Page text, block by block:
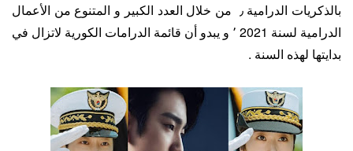
بالذكريات الدرامية ٫ من خلال العدد الكبير و المتنوع من الأعمال
الدرامية لسنة 2021 ٬ و يبدو أن قائمة الدرامات الكورية لاتزال في
بدايتها لهذه السنة .